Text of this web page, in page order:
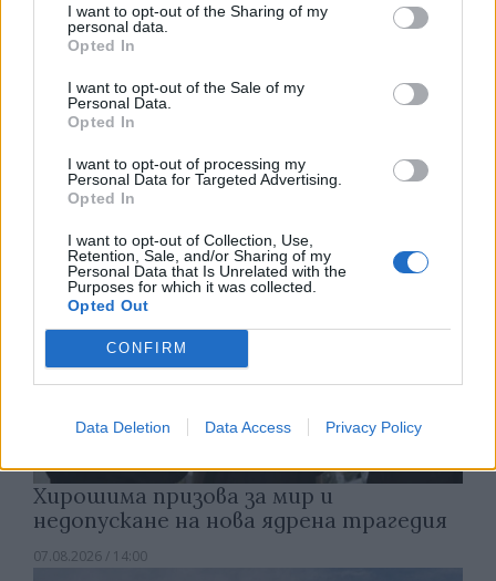
I want to opt-out of the Sharing of my
personal data.
Opted In
I want to opt-out of the Sale of my
Personal Data.
Opted In
I want to opt-out of processing my
Personal Data for Targeted Advertising.
Opted In
I want to opt-out of Collection, Use,
Retention, Sale, and/or Sharing of my
Personal Data that Is Unrelated with the
Purposes for which it was collected.
Opted Out
CONFIRM
Data Deletion Data Access Privacy Policy
обаждания без съгласието на
абонатите от 11 август
Хирошима призова за мир и
недопускане на нова ядрена трагедия
07.08.2026 / 14:00